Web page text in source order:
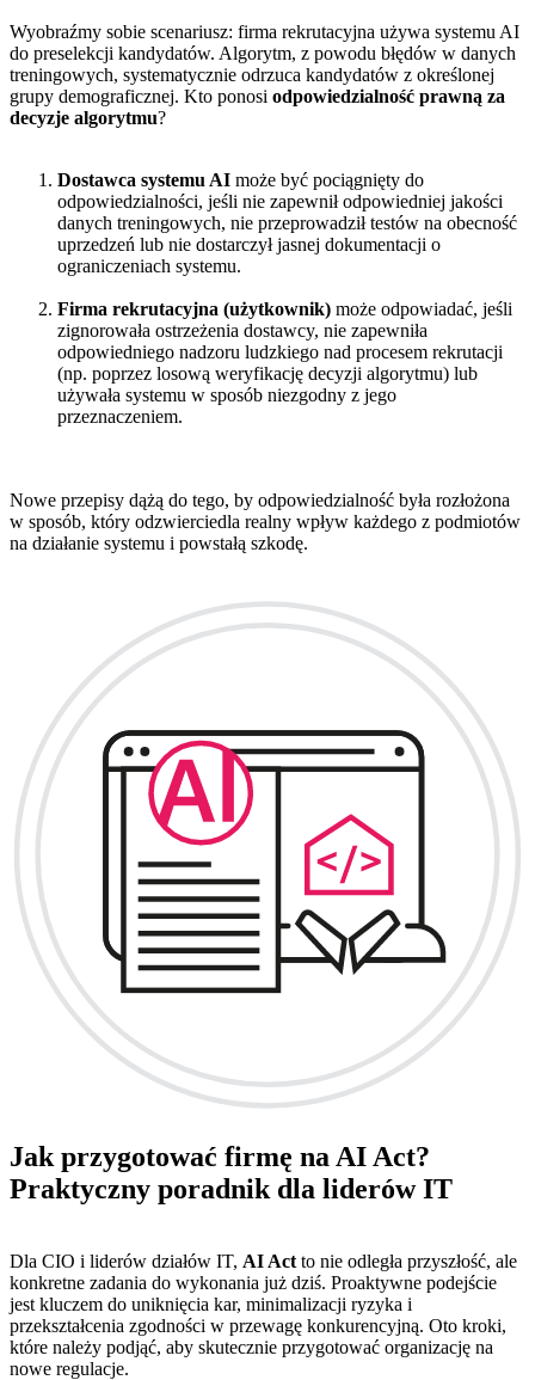
Wyobraźmy sobie scenariusz: firma rekrutacyjna używa systemu AI
do preselekcji kandydatów. Algorytm, z powodu błędów w danych
treningowych, systematycznie odrzuca kandydatów z określonej
grupy demograficznej. Kto ponosi odpowiedzialność prawną za
decyzje algorytmu?
Dostawca systemu AI może być pociągnięty do
odpowiedzialności, jeśli nie zapewnił odpowiedniej jakości
danych treningowych, nie przeprowadził testów na obecność
uprzedzeń lub nie dostarczył jasnej dokumentacji o
ograniczeniach systemu.
Firma rekrutacyjna (użytkownik) może odpowiadać, jeśli
zignorowała ostrzeżenia dostawcy, nie zapewniła
odpowiedniego nadzoru ludzkiego nad procesem rekrutacji
(np. poprzez losową weryfikację decyzji algorytmu) lub
używała systemu w sposób niezgodny z jego
przeznaczeniem.
Nowe przepisy dążą do tego, by odpowiedzialność była rozłożona
w sposób, który odzwierciedla realny wpływ każdego z podmiotów
na działanie systemu i powstałą szkodę.
Jak przygotować firmę na AI Act?
Praktyczny poradnik dla liderów IT
Dla CIO i liderów działów IT, AI Act to nie odległa przyszłość, ale
konkretne zadania do wykonania już dziś. Proaktywne podejście
jest kluczem do uniknięcia kar, minimalizacji ryzyka i
przekształcenia zgodności w przewagę konkurencyjną. Oto kroki,
które należy podjąć, aby skutecznie przygotować organizację na
nowe regulacje.